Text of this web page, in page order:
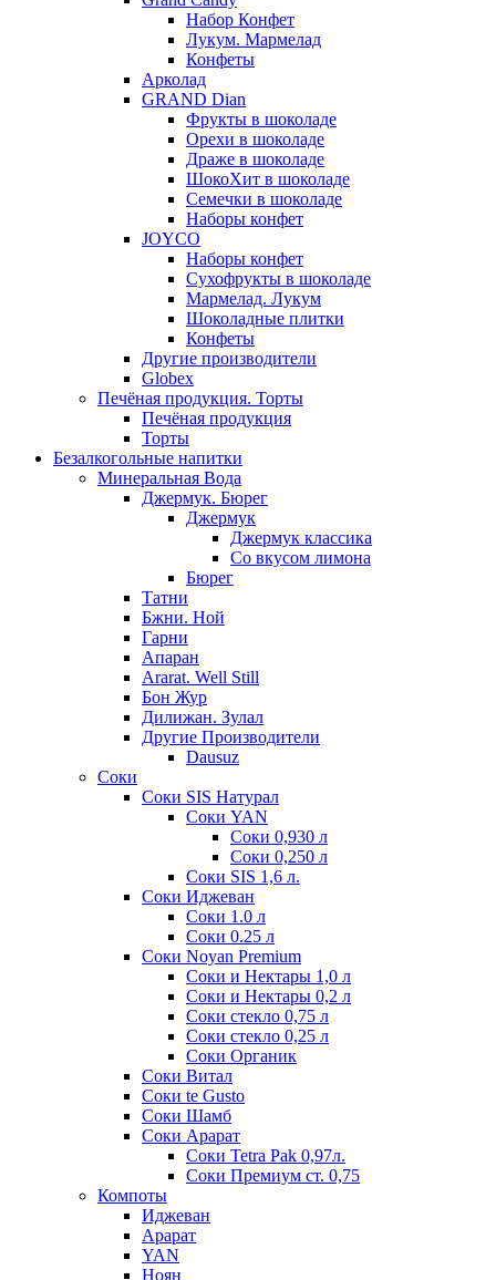
Набор Конфет
Лукум. Мармелад
Конфеты
Арколад
GRAND Dian
Фрукты в шоколаде
Орехи в шоколаде
Драже в шоколаде
ШокоХит в шоколаде
Семечки в шоколаде
Наборы конфет
JOYCO
Наборы конфет
Сухофрукты в шоколаде
Мармелад. Лукум
Шоколадные плитки
Конфеты
Другие производители
Globex
Печёная продукция. Торты
Печёная продукция
Торты
Безалкогольные напитки
Минеральная Вода
Джермук. Бюрег
Джермук
Джермук классика
Со вкусом лимона
Бюрег
Татни
Бжни. Ной
Гарни
Апаран
Ararat. Well Still
Бон Жур
Дилижан. Зулал
Другие Производители
Dausuz
Соки
Соки SIS Натурал
Соки YAN
Соки 0,930 л
Соки 0,250 л
Соки SIS 1,6 л.
Соки Иджеван
Соки 1.0 л
Соки 0.25 л
Соки Noyan Premium
Соки и Нектары 1,0 л
Соки и Нектары 0,2 л
Соки стекло 0,75 л
Соки стекло 0,25 л
Соки Органик
Соки Витал
Соки te Gusto
Соки Шамб
Соки Арарат
Соки Tetra Pak 0,97л.
Соки Премиум ст. 0,75
Компоты
Иджеван
Арарат
YAN
Ноян